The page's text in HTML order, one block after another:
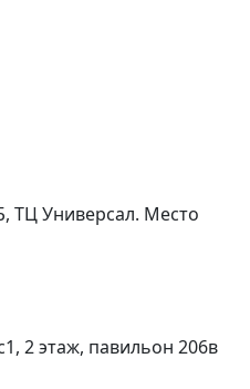
ТЦ Универсал. Место
2 этаж, павильон 206в